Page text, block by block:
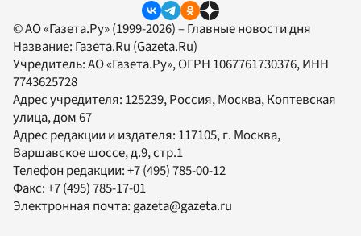
© АО «Газета.Ру» (1999-2026) – Главные новости дня
Название: Газета.Ru (Gazeta.Ru)
Учредитель:АО «Газета.Ру», ОГРН 1067761730376, ИНН
7743625728
Адрес учредителя: 125239, Россия, Москва, Коптевская
улица, дом 67
Адрес редакции и издателя: 117105, г. Москва,
Варшавское шоссе, д.9, стр.1
Телефон редакции:+7 (495) 785-00-12
Факс:+7 (495) 785-17-01
Электронная почта:gazeta@gazeta.ru